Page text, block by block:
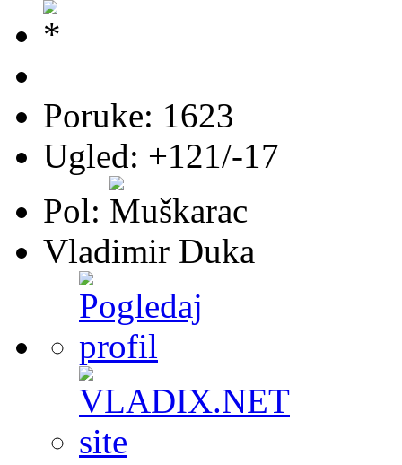
Poruke: 1623
Ugled: +121/-17
Pol:
Vladimir Duka